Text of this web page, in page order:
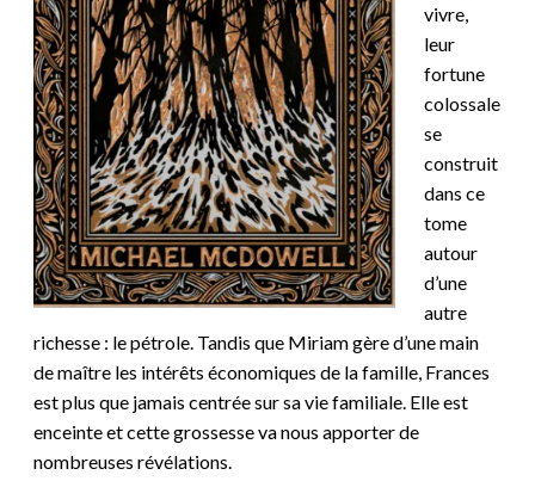
vivre,
leur
fortune
colossale
se
construit
dans ce
tome
autour
d’une
autre
richesse : le pétrole. Tandis que Miriam gère d’une main
de maître les intérêts économiques de la famille, Frances
est plus que jamais centrée sur sa vie familiale. Elle est
enceinte et cette grossesse va nous apporter de
nombreuses révélations.